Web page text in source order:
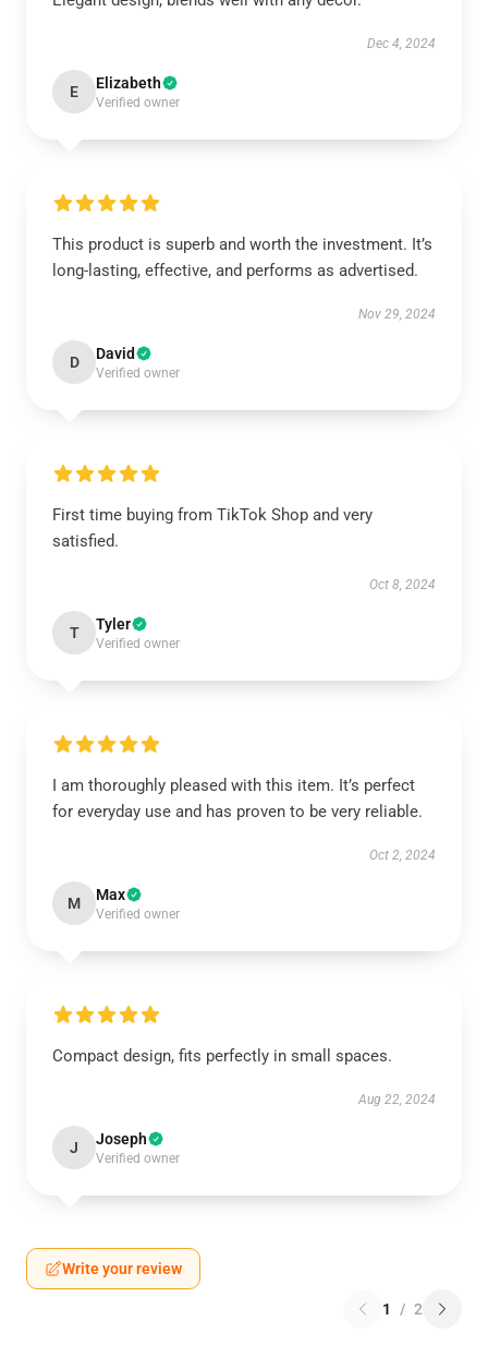
Dec 4, 2024
E Elizabeth
Verified owner
This product is superb and worth the investment. It’s
long-lasting, effective, and performs as advertised.
Nov 29, 2024
D David
Verified owner
First time buying from TikTok Shop and very
satisfied.
Oct 8, 2024
T Tyler
Verified owner
I am thoroughly pleased with this item. It’s perfect
for everyday use and has proven to be very reliable.
Oct 2, 2024
M Max
Verified owner
Compact design, fits perfectly in small spaces.
Aug 22, 2024
J Joseph
Verified owner
Write your review
1 / 2